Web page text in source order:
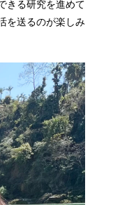
きる研究を進めて
を送るのが楽しみ